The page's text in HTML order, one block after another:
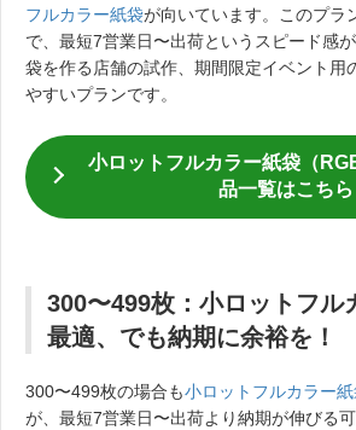
フルカラー紙袋が向いています。このプラ
で、最短7営業日〜出荷というスピード感
袋を作る店舗の試作、期間限定イベント用
やすいプランです。
小ロットフルカラー紙袋（
品一覧はこちら
300〜499枚：小ロットフル
最適、でも納期に余裕を！
300〜499枚の場合も小ロットフルカラー
が、最短7営業日〜出荷より納期が伸びる可